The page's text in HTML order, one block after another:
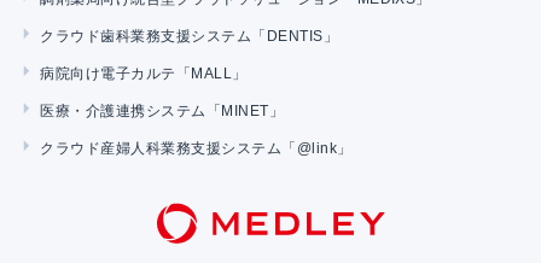
クラウド歯科業務支援システム「DENTIS」
病院向け電子カルテ「MALL」
医療・介護連携システム「MINET」
クラウド産婦人科業務支援システム「@link」